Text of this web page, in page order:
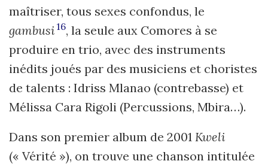
maîtriser, tous sexes confondus, le
gambusi 16, la seule aux Comores à se
produire en trio, avec des instruments
inédits joués par des musiciens et choristes
de talents : Idriss Mlanao (contrebasse) et
Mélissa Cara Rigoli (Percussions, Mbira…).
Dans son premier album de 2001 Kweli
(« Vérité »), on trouve une chanson intitulée